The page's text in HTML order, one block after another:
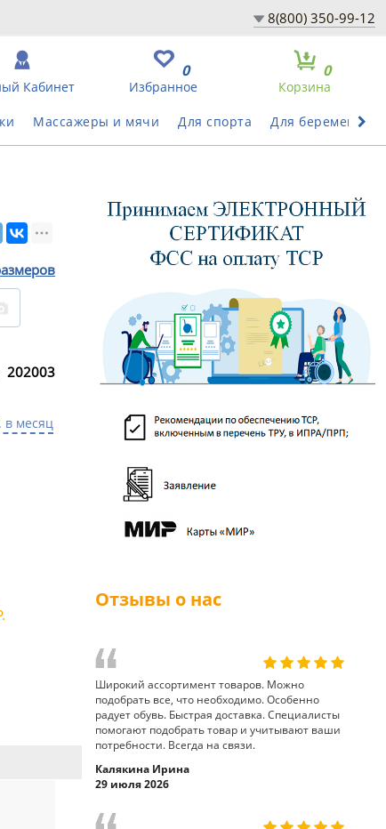
8(800) 350-99-12
Корзина
0
Избранное
0
Кабинет
Массажеры и мячи Для спорта Для беременных
202003
в месяц
Отзывы о нас
Широкий ассортимент товаров. Можно
подобрать все, что необходимо. Особенно
радует обувь. Быстрая доставка. Специалисты
помогают подобрать товар и учитывают ваши
потребности. Всегда на связи.
Калякина Ирина
29 июля 2026